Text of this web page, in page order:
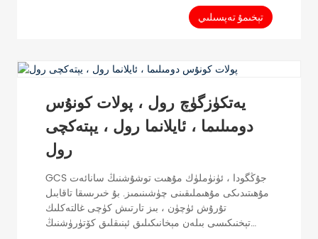
بەلۋاغ قوزغاتقۇچنىڭ بۇرۇلۇش ئىقتىدارىنى ئەمەلگە
ئاشۇرىدۇ. يېنىك يۈك ماتېرىياللىرىنى يەتكۈزۈشكە ماس
تېخىمۇ تەپسىلىي
يەتكۈزگۈچ رول ، پولات كونۇس
دومىلىما ، ئايلانما رول ، يېتەكچى
رول
GCS جۇڭگودا ، ئۈنۈملۈك مۇھىت توشۇشنىڭ سانائەت
مۇھىتىدىكى مۇھىملىقىنى چۈشىنىمىز. بۇ خىرىسقا تاقابىل
تۇرۇش ئۈچۈن ، بىز تارتىش كۈچى غالتەكلىك
تېخنىكىسى بىلەن مېخانىكىلىق ئېنىقلىق كۆتۈرۈشنىڭ